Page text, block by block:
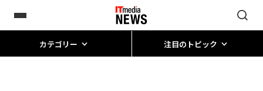
カテゴリー 注目のトピック